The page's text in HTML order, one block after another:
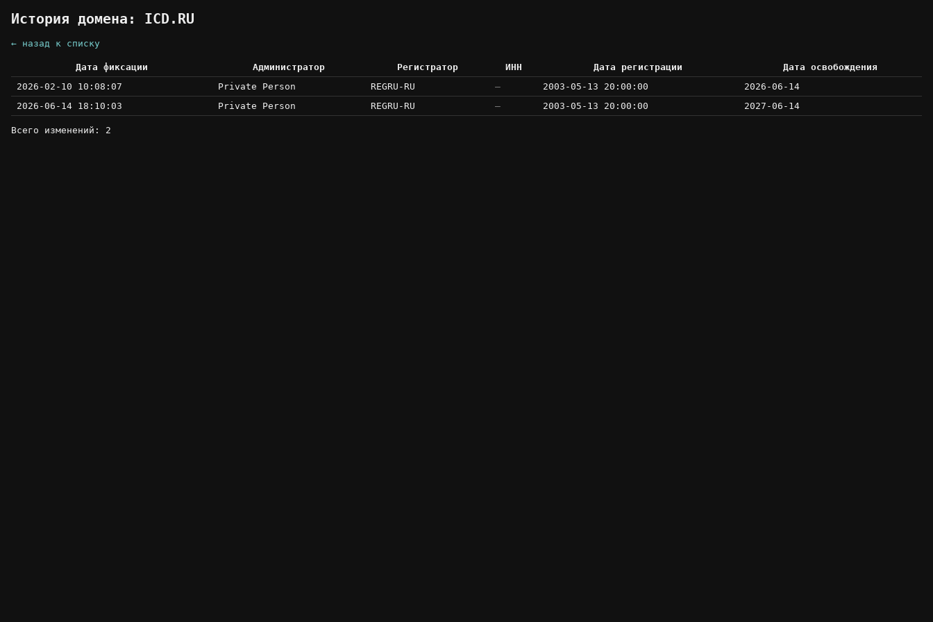
История домена: ICD.RU
← назад к списку
Дата фиксации Администратор Регистратор ИНН Дата регистрации
Дата освобождения
2026-02-10 10:08:07
Private Person REGRU-RU — 2003-05-13 20:00:00
2026-06-14
2026-06-14 18:10:03
Private Person REGRU-RU — 2003-05-13 20:00:00 2027-06-14
Всего изменений: 2